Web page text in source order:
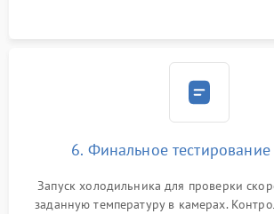
6. Финальное
Запуск холодильника для проверки
заданную температуру в камерах.